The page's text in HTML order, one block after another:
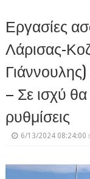
Εργασίες
Λάρισας-
– Σε ισχύ
ρυθμίσεις
6/13/2024 08:24:00